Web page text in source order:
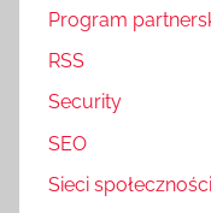
Program
RSS
Security
SEO
Sieci